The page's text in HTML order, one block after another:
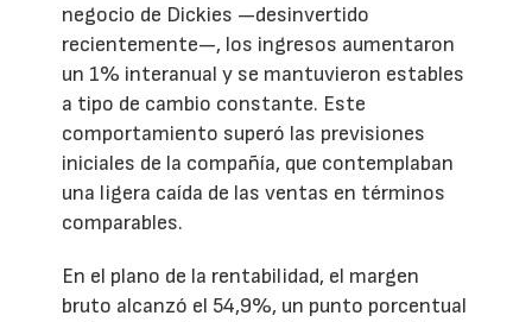
negocio de Dickies —desinvertido
recientemente—, los ingresos aumentaron
un 1% interanual y se mantuvieron estables
a tipo de cambio constante. Este
comportamiento superó las previsiones
iniciales de la compañía, que contemplaban
una ligera caída de las ventas en términos
comparables.
En el plano de la rentabilidad, el margen
bruto alcanzó el 54,9%, un punto porcentual